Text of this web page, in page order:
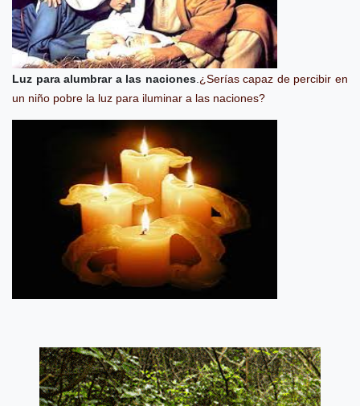
Luz para alumbrar a las naciones. ¿Serías capaz de percibir en
un niño pobre la luz para iluminar a las naciones?